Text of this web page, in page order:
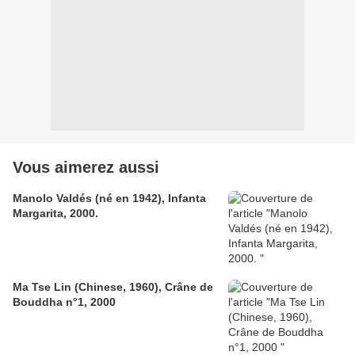
Vous aimerez aussi
Manolo Valdés (né en 1942), Infanta
Margarita, 2000.
Ma Tse Lin (Chinese, 1960), Crâne de
Bouddha n°1, 2000